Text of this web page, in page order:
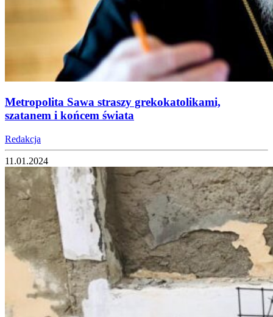
Metropolita Sawa straszy grekokatolikami,
szatanem i końcem świata
Redakcja
11.01.2024